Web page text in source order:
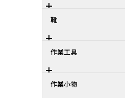
靴
作業工具
作業小物